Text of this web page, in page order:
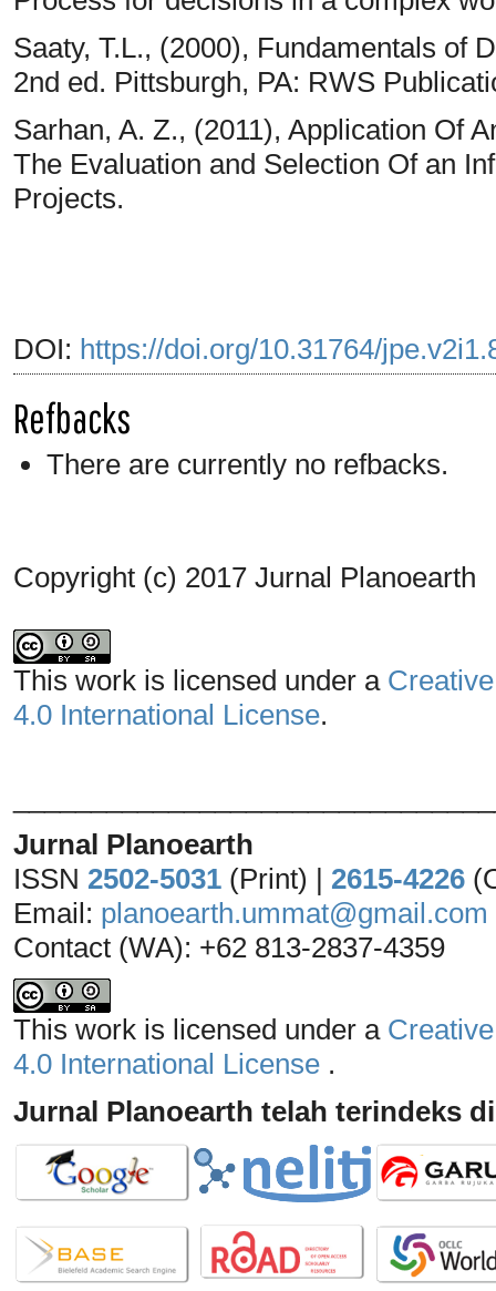
Saaty, T.L., (2000), Fundamentals of
2nd ed. Pittsburgh, PA: RWS
Sarhan, A. Z., (2011), Application Of
The Evaluation and Selection Of an
Projects.
DOI: https://doi.org/10.31764/
Refbacks
There are currently no refbacks.
Copyright (c) 2017 Jurnal Planoearth
This work is licensed under a
4.0 International License.
Jurnal Planoearth
ISSN 2502-5031 (Print) | 2615-4226
Email: planoearth.ummat@gmail.com
Contact (WA): +62 813-2837-4359
This work is licensed under a
4.0 International License .
Jurnal Planoearth telah terindeks